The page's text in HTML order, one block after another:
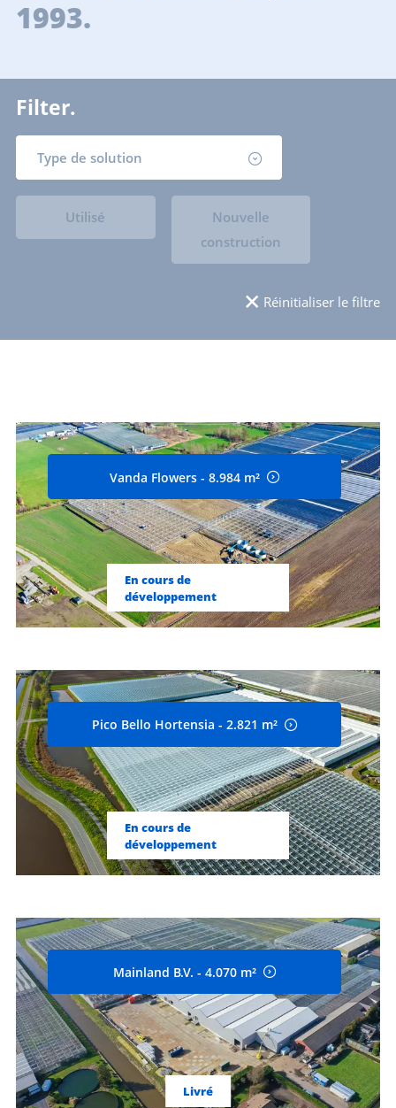
1993.
Filter.
Type de solution
Utilisé
Nouvelle
construction
Réinitialiser le filtre
Vanda Flowers - 8.984 m²
En cours de
développement
Pico Bello Hortensia - 2.821 m²
En cours de
développement
Mainland B.V. - 4.070 m²
Livré